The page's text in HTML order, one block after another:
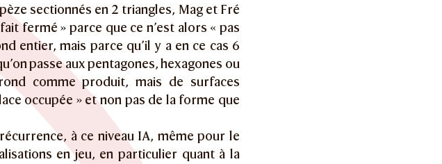
sectionnés en 2 triangles, Mag et Fré
fermé » parce que ce n’est alors « pas
entier, mais parce qu’il y a en ce cas 6
passe aux pentagones, hexagones ou
comme produit, mais de surfaces
occupée » et non pas de la forme que
à ce niveau IA, même pour le
en jeu, en particulier quant à la